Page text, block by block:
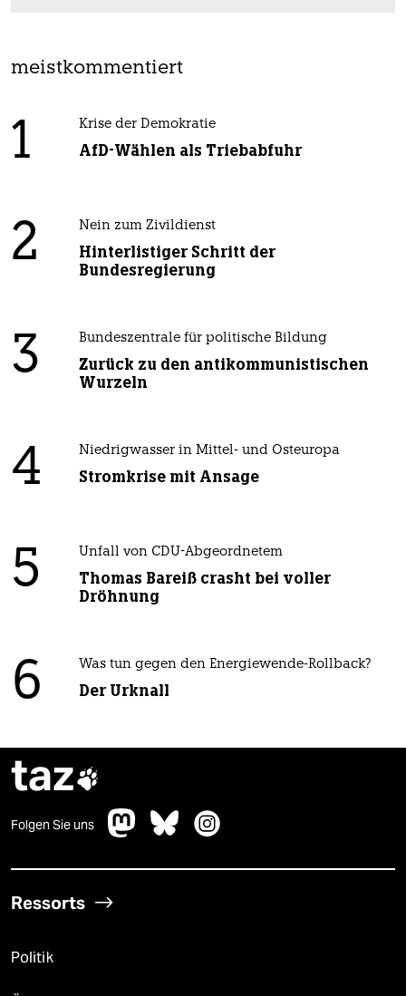
meistkommentiert
1 Krise der Demokratie
AfD-Wählen als Triebabfuhr
2 Nein zum Zivildienst
Hinterlistiger Schritt der
Bundesregierung
3 Bundeszentrale für politische Bildung
Zurück zu den antikommunistischen
Wurzeln
4 Niedrigwasser in Mittel- und Osteuropa
Stromkrise mit Ansage
5 Unfall von CDU-Abgeordnetem
Thomas Bareiß crasht bei voller
Dröhnung
6 Was tun gegen den Energiewende-Rollback?
Der Urknall
taz
Folgen Sie uns
Ressorts
Politik